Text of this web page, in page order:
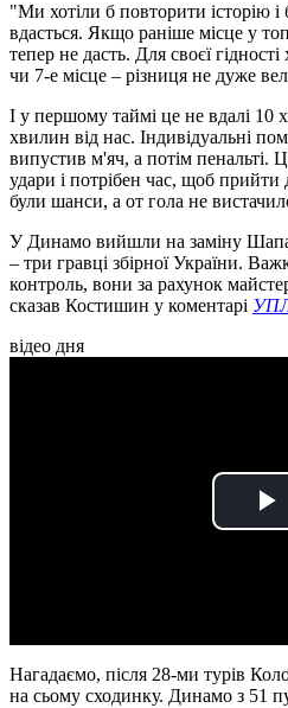
"Ми хотіли б повторити історію
вдасться. Якщо раніше місце у
тепер не дасть. Для своєї
чи 7-е місце – різниця не дуже
І у першому таймі це не вдалі 10
хвилин від нас. Індивідуальні
випустив м'яч, а потім пенальті.
удари і потрібен час, щоб
були шанси, а от гола не
У Динамо вийшли на заміну
– три гравці збірної України.
контроль, вони за рахунок
сказав Костишин у коментарі
відео дня
Нагадаємо, після 28-ми турів
на сьому сходинку. Динамо з 51